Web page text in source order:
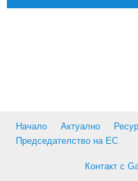
Начало Актуално
Председателство на ЕС
Контакт с